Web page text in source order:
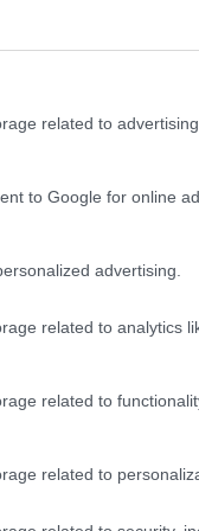
related to
to Google for online
advertising.
related to analytics
related to
related to
kitették a
birkózáshoz. Volt
belül
során, amelytől
a